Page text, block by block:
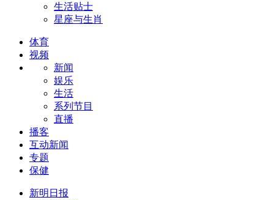
生活贴士
星座与生肖
体育
视频
新闻
娱乐
生活
系列节目
直播
播客
互动新闻
专题
保健
新明日报